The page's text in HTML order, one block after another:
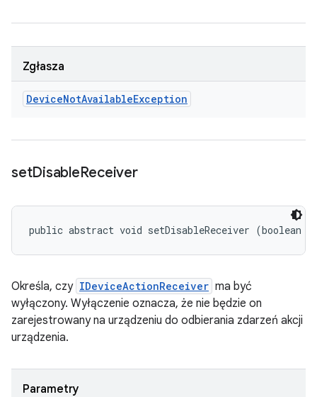
Zgłasza
DeviceNotAvailableException
setDisableReceiver
public abstract void setDisableReceiver (boolean
Określa, czy IDeviceActionReceiver ma być
wyłączony. Wyłączenie oznacza, że nie będzie on
zarejestrowany na urządzeniu do odbierania zdarzeń akcji
urządzenia.
Parametry